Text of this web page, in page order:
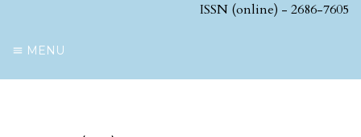
ISSN (online) - 2686-7605
MENU